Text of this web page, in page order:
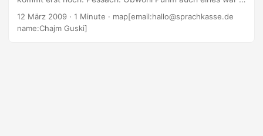
irgendwie. Und dann? Was macht den Frühling aus?
Antworten darauf habe ich versucht in meinem Artikel für
12 März 2009 · 1 Minute · map[email:hallo@sprachkasse.de
name:Chajm Guski]